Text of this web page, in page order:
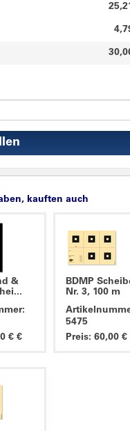
kauften auch
&
€ €
BDMP
Nr. 3, 100 m
5475
Preis: 60,00 €